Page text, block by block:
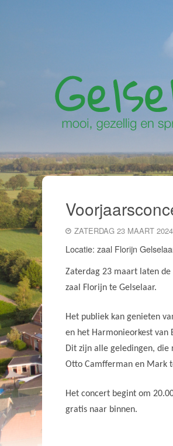
ZATERDAG 23 MAART 2024
Locatie: zaal Florijn
Zaterdag 23 maart laten
zaal Florijn te Gelselaar.
Het publiek kan genieten
en het Harmonieorkest van
Dit zijn alle geledingen, die
Otto Camfferman en Mark
Het concert begint om
gratis naar binnen.